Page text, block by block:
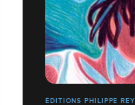
ÉDITIONS PHILIPPE REY